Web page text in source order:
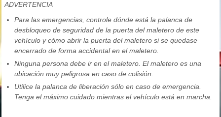
ADVERTENCIA
Para las emergencias, controle dónde está la palanca de
desbloqueo de seguridad de la puerta del maletero de este
vehículo y cómo abrir la puerta del maletero si se quedase
encerrado de forma accidental en el maletero.
Ninguna persona debe ir en el maletero. El maletero es una
ubicación muy peligrosa en caso de colisión.
Utilice la palanca de liberación sólo en caso de emergencia.
Tenga el máximo cuidado mientras el vehículo está en marcha.